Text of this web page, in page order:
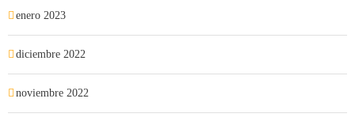
enero 2023
diciembre 2022
noviembre 2022